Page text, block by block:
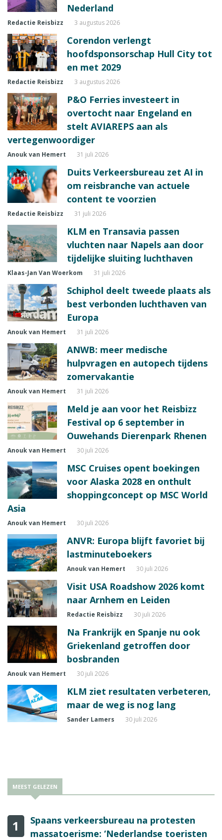
Nederland
Redactie Reisbizz 3 augustus 2026
Corendon verlengt
hoofdsponsorschap Hull City tot
en met 2029
Redactie Reisbizz 3 augustus 2026
P&O Ferries investeert in
overtocht naar Engeland en
stelt AVIAREPS aan als
vertegenwoordiger
Anouk van Hemert 31 juli 2026
Duits Verkeersbureau zet AI in
om reisbranche van actuele
content te voorzien
Redactie Reisbizz 31 juli 2026
KLM en Transavia passen
vluchten naar Napels aan door
tijdelijke sluiting luchthaven
Klaas-Jan Van Woerkom 31 juli 2026
Schiphol deelt tweede plaats als
best verbonden luchthaven van
Europa
Anouk van Hemert 31 juli 2026
ANWB: meer medische
hulpvragen en autopech tijdens
zomervakantie
Anouk van Hemert 31 juli 2026
Meld je aan voor het Reisbizz
Festival op 6 september in
Ouwehands Dierenpark Rhenen
Anouk van Hemert 30 juli 2026
MSC Cruises opent boekingen
voor Alaska 2028 en onthult
shoppingconcept op MSC World
Asia
Anouk van Hemert 30 juli 2026
ANVR: Europa blijft favoriet bij
lastminuteboekers
Anouk van Hemert 30 juli 2026
Visit USA Roadshow 2026 komt
naar Arnhem en Leiden
Redactie Reisbizz 30 juli 2026
Na Frankrijk en Spanje nu ook
Griekenland getroffen door
bosbranden
Anouk van Hemert 30 juli 2026
KLM ziet resultaten verbeteren,
maar de weg is nog lang
Sander Lamers 30 juli 2026
MEEST GELEZEN
1
Spaans verkeersbureau na protesten
massatoerisme: ‘Nederlandse toeristen